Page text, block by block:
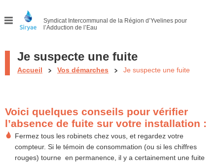
Syndicat Intercommunal de la Région d’Yvelines pour
l’Adduction de l’Eau
Menu
Je suspecte une fuite
Accueil Vos démarches Je suspecte une fuite
Voici quelques conseils pour vérifier
l’absence de fuite sur votre installation :
Fermez tous les robinets chez vous, et regardez votre
compteur. Si le témoin de consommation (ou si les chiffres
rouges) tourne en permanence, il y a certainement une fuite